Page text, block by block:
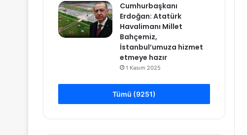
Cumhurbaşkanı
Erdoğan: Atatürk
Havalimanı Millet
Bahçemiz,
İstanbul’umuza hizmet
etmeye hazır
1 Kasım 2025
Tümü (9251)